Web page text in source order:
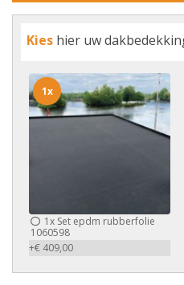
Kies hier uw
1x Set epdm rubberfolie
1060598
+€ 409,00
1x